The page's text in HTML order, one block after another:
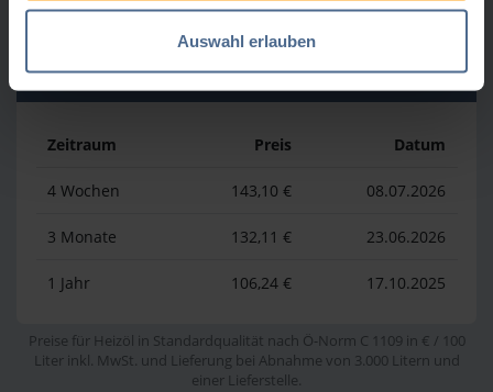
Auswahl erlauben
Heizölpreis-Tiefstwerte
Zeitraum Preis Datum
4 Wochen 143,10 € 08.07.2026
3 Monate 132,11 € 23.06.2026
1 Jahr 106,24 € 17.10.2025
Preise für Heizöl in Standardqualität nach Ö-Norm C 1109 in € / 100
Liter inkl. MwSt. und Lieferung bei Abnahme von 3.000 Litern und
einer Lieferstelle.